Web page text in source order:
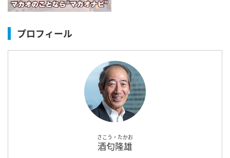
プロフィール
さこう・たかお
酒匂隆雄